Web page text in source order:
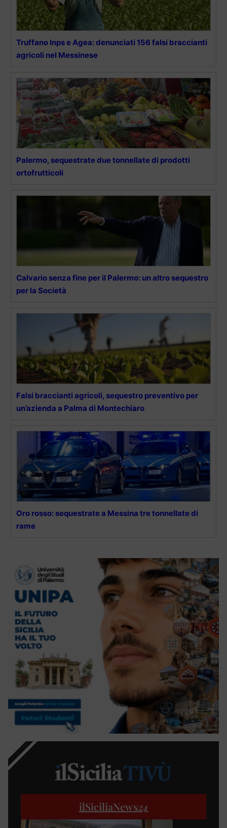
Truffano Inps e Agea: denunciati 156 falsi braccianti
agricoli nel Messinese
Palermo, sequestrate due tonnellate di prodotti
ortofrutticoli
Calvario senza fine per il Palermo: un altro sequestro
per la Società
Falsi braccianti agricoli, sequestro preventivo per
un’azienda a Palma di Montechiaro
Oro rosso: sequestrate a Messina tre tonnellate di
rame
ilSiciliaNews24